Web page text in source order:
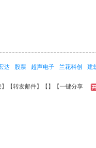
达 股票 超声电子 兰花科创 建
】【转发邮件】【 】 【一键分享